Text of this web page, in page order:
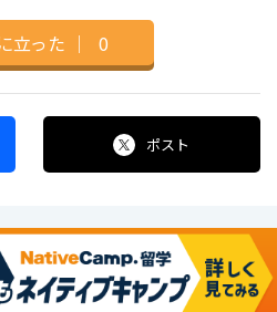
立った ｜ 0
ポスト